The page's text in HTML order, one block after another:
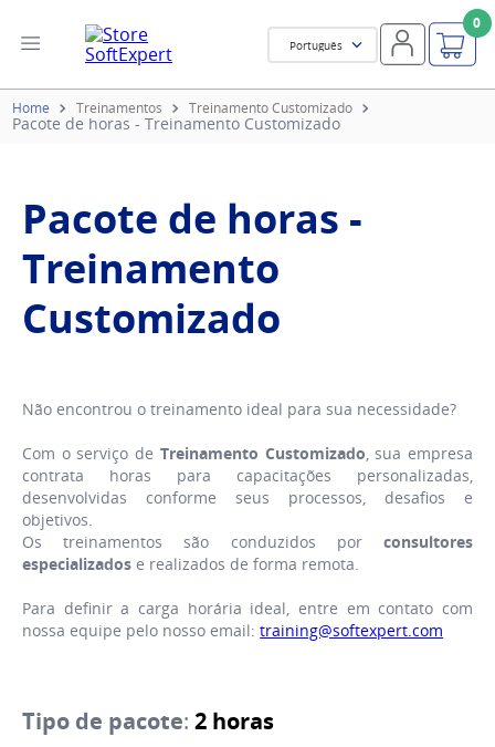
Português
0
Treinamentos Treinamento Customizado
Pacote de horas - Treinamento Customizado
Pacote de horas -
Treinamento
Customizado
Não encontrou o treinamento ideal para sua necessidade?
Com o serviço de Treinamento Customizado, sua empresa
contrata horas para capacitações personalizadas,
desenvolvidas conforme seus processos, desafios e
objetivos.
Os treinamentos são conduzidos por consultores
especializados e realizados de forma remota.
Para definir a carga horária ideal, entre em contato com
nossa equipe pelo nosso email:training@softexpert.com
Tipo de pacote: 2 horas